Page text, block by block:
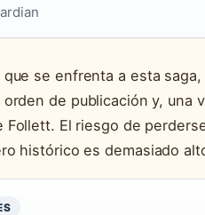
que se enfrenta a esta
orden de publicación y, una
Follett. El riesgo de
histórico es demasiado